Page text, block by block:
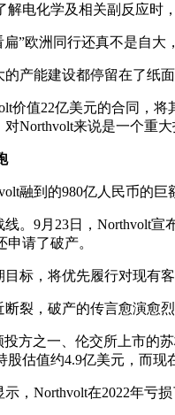
电化学及相关副反应时
”欧洲同行还真不是自大
产能建设都停留在了纸
价值22亿美元的合同，
Northvolt来说是一个重大
融到的980亿人民币的巨
。9月23日，Northvolt
请了破产。
标，将优先履行对现有
裂，破产的传言愈演愈
方之一、伦交所上市的
估值约4.9亿美元，而
，Northvolt在2022年亏